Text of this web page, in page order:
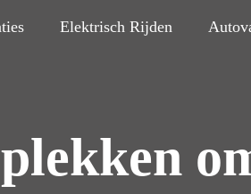
Elektrisch Rijden